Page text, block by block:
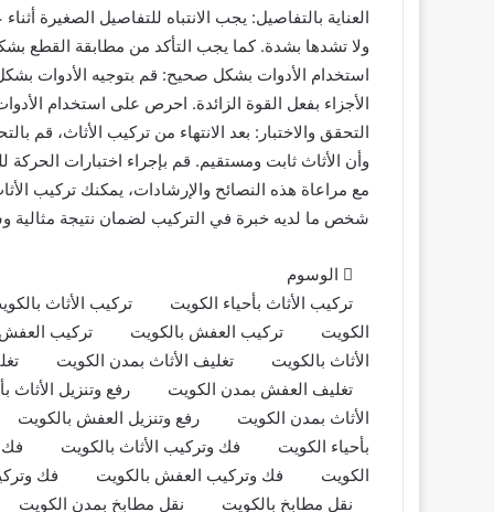
العناية بالتفاصيل: يجب الانتباه للتفاصيل الصغيرة
ولا تشدها بشدة. كما يجب التأكد من مطابقة القطع
استخدام الأدوات بشكل صحيح: قم بتوجيه الأدوات
الأجزاء بفعل القوة الزائدة. احرص على استخدام
التحقق والاختبار: بعد الانتهاء من تركيب الأثاث، قم
وأن الأثاث ثابت ومستقيم. قم بإجراء اختبارات الحركة
مع مراعاة هذه النصائح والإرشادات، يمكنك تركيب
شخص ما لديه خبرة في التركيب لضمان نتيجة مثالية
الوسوم
تركيب الأثاث بأحياء الكويت
تركيب الأثاث
الكويت
تركيب العفش بالكويت تركيب
الأثاث بالكويت
تغليف الأثاث بمدن الكويت
تغليف العفش بمدن الكويت
رفع وتنزيل الأثاث
الأثاث بمدن الكويت
رفع وتنزيل العفش بالكويت
بأحياء الكويت
فك وتركيب الأثاث بالكويت فك
الكويت
فك وتركيب العفش بالكويت فك
نقل مطابخ بالكويت
نقل مطابخ بمدن الكويت
نقل عفش مع التغليف: الطريقة المثلى
لحماية أثاثك أثناء الانتقال